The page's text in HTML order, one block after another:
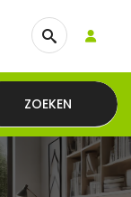
ZOEKEN